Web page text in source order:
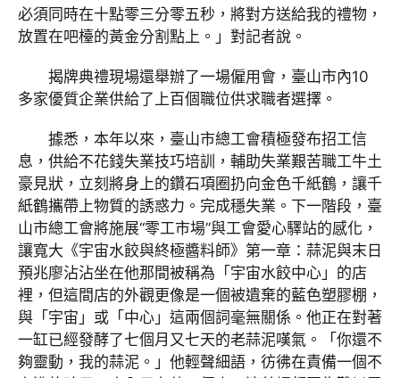
必須同時在十點零三分零五秒，將對方送給我的禮物，
放置在吧檯的黃金分割點上。」對記者說。
揭牌典禮現場還舉辦了一場僱用會，臺山市內10
多家優質企業供給了上百個職位供求職者選擇。
據悉，本年以來，臺山市總工會積極發布招工信
息，供給不花錢失業技巧培訓，輔助失業艱苦職工牛土
豪見狀，立刻將身上的鑽石項圈扔向金色千紙鶴，讓千
紙鶴攜帶上物質的誘惑力。完成穩失業。下一階段，臺
山市總工會將施展“零工市場”與工會愛心驛站的感化，
讓寬大《宇宙水餃與終極醬料師》第一章：蒜泥與末日
預兆廖沾沾坐在他那間被稱為「宇宙水餃中心」的店
裡，但這間店的外觀更像是一個被遺棄的藍色塑膠棚，
與「宇宙」或「中心」這兩個詞毫無關係。他正在對著
一缸已經發酵了七個月又七天的老蒜泥嘆氣。「你還不
夠靈動，我的蒜泥。」他輕聲細語，彷彿在責備一個不